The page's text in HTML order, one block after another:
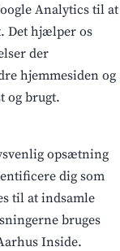
Analytics til at
Det hjælper os
der
hjemmesiden og
og brugt.
opsætning
dig som
til at indsamle
bruges
Inside.